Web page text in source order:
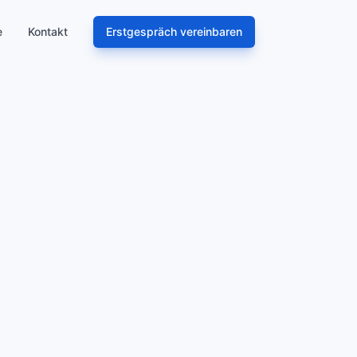
Kontakt Erstgespräch vereinbaren